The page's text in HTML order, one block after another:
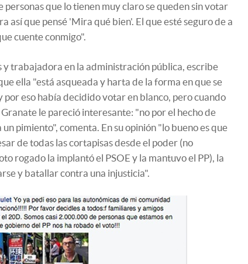
personas que lo tienen muy claro se queden sin votar
así que pensé 'Mira qué bien'. El que esté seguro de a
cuente conmigo".
y trabajadora en la administración pública, escribe
ella "está asqueada y harta de la forma en que se
por eso había decidido votar en blanco, pero cuando
le pareció interesante: "no por el hecho de
pimiento", comenta. En su opinión "lo bueno es que
de todas las cortapisas desde el poder (no
rogado la implantó el PSOE y la mantuvo el PP), la
y batallar contra una injusticia".